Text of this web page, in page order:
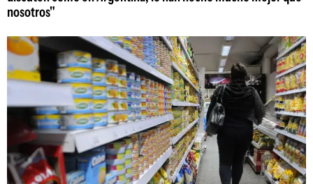
nosotros"